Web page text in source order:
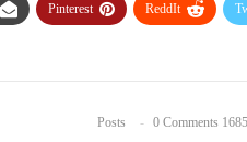
ReddIt
Pinterest
1685 Posts
0 Comments